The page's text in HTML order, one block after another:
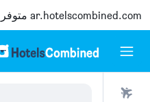
ar.hotelscombined.com متوفر